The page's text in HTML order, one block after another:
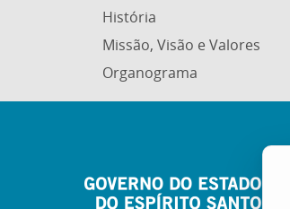
História
Missão, Visão e Valores
Organograma